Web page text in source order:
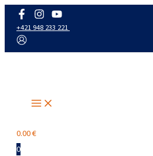
Preskočiť
obsah
+421 948 233 221
Main
Menu
0.00€
0